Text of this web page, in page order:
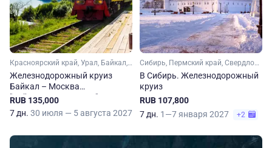
Красноярский край, Урал, Байкал, Пермский край, Иркутская область, Сибирь, Новосибирская область, Свердловская область
Железнодорожный круиз
Байкал – Москва
"Байкальская сказка"
RUB 135,000
7 дн. 30 июля — 5 августа 2027
Сибирь, Пермский край, Свердловская область, Урал, Тюменская область
В Сибирь. Железнодорожный
круиз
RUB 107,800
7 дн. 1—7 января 2027 +2